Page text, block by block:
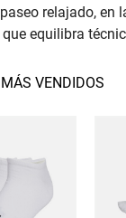
relajado, en
equilibra
VENDIDOS